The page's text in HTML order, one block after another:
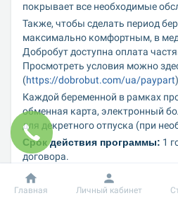
покрывает все необходимые
Также, чтобы сделать период
максимально комфортным, в
Добробут доступна оплата
Просмотреть условия можно
(https://dobrobut.com/ua/paypart)
Каждой беременной в рамках
обменная карта, электронный
для декретного отпуска (при
Срок действия программы: 1
договора.
Услуга предоставляется во всех
акушерами-гинекологами.
Главная Личный кабинет